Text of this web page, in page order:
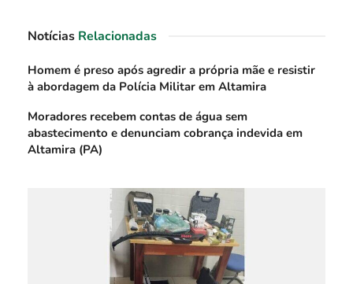
Notícias Relacionadas
Homem é preso após agredir a própria mãe e resistir
à abordagem da Polícia Militar em Altamira
Moradores recebem contas de água sem
abastecimento e denunciam cobrança indevida em
Altamira (PA)